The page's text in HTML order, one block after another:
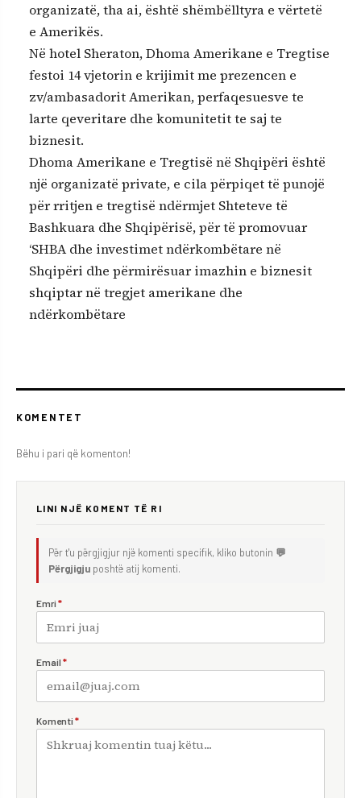
organizatë, tha ai, është shëmbëlltyra e vërtetë
e Amerikës.
Në hotel Sheraton, Dhoma Amerikane e Tregtise
festoi 14 vjetorin e krijimit me prezencen e
zv/ambasadorit Amerikan, perfaqesuesve te
larte qeveritare dhe komunitetit te saj te
biznesit.
Dhoma Amerikane e Tregtisë në Shqipëri është
një organizatë private, e cila përpiqet të punojë
për rritjen e tregtisë ndërmjet Shteteve të
Bashkuara dhe Shqipërisë, për të promovuar
‘SHBA dhe investimet ndërkombëtare në
Shqipëri dhe përmirësuar imazhin e biznesit
shqiptar në tregjet amerikane dhe
ndërkombëtare
KOMENTET
Bëhu i pari që komenton!
LINI NJË KOMENT TË RI
Për t'u përgjigjur një komenti specifik, kliko butonin 💬
Përgjigju poshtë atij komenti.
Emri *
Email *
Komenti *